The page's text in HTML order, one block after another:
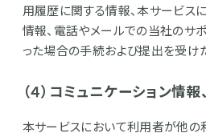
用履歴に関する情報、本サービス
情報、電話やメールでの当社のサ
った場合の手続および提出を受け
（４）コミュニケーション情
本サービスにおいて利用者が他の